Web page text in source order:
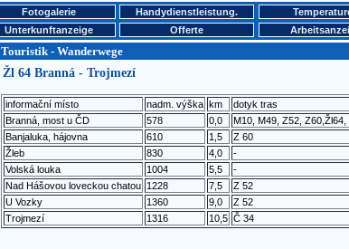
Fotogalerie Handydienstleistung.
Unterkunftanzeige Offerte
Touristik - Wanderwege
Žl 64 Branná - Trojmezí
informační místo nadm. výška km dotyk tras
Branná, most u ČD
578 0,0 M10, M49, Z52, Z60,Žl64,
Banjaluka, hájovna
610 1,5 Z 60
Žleb
830 4,0 -
Volská louka
1004 5,5 -
Nad Hášovou loveckou chatou
1228 7,5 Z 52
U Vozky
1360 9,0 Z 52
Trojmezí
1316 10,5 Č 34